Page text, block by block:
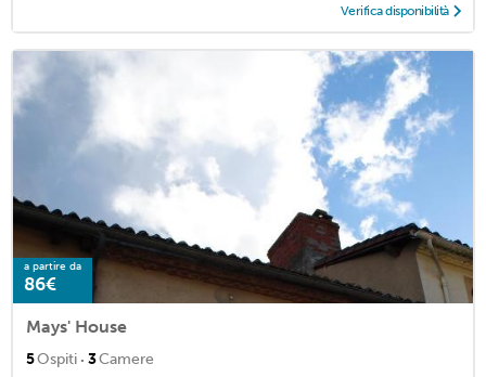
Verifica disponibilità
a partire da
86€
Mays' House
5Ospiti · 3Camere